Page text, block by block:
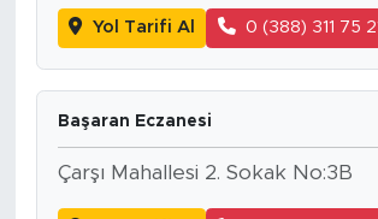
Yol Tarifi Al 0 (388) 311 75
Başaran Eczanesi
Çarşı Mahallesi 2. Sokak No:3B